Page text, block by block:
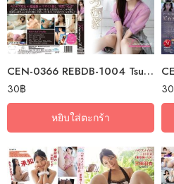
CEN-0366 REBDB-1004 Tsumugi8 Golden Innocence – Tsumugi Akari Blu…
30฿
หยิบใส่ตะกร้า
30